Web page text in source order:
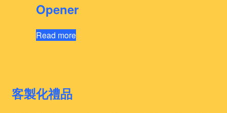
Opener
Read more
客製化禮品